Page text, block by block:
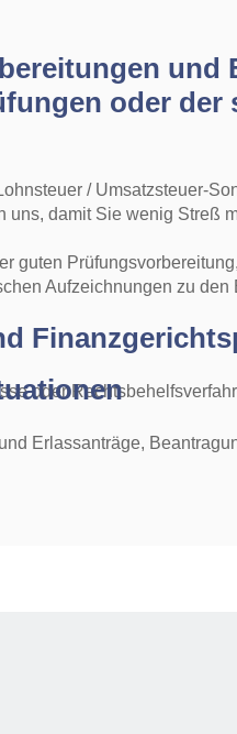
und
oder der
/ Umsatzsteuer-
damit Sie wenig Streß
guten
Aufzeichnungen zu den
oder
Erlassanträge,